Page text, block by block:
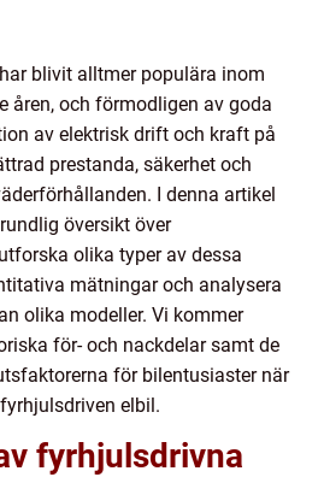
blivit alltmer populära inom
åren, och förmodligen av goda
av elektrisk drift och kraft på
prestanda, säkerhet och
I denna artikel
översikt över
olika typer av dessa
mätningar och analysera
olika modeller. Vi kommer
för- och nackdelar samt de
för bilentusiaster när
elbil.
fyrhjulsdrivna